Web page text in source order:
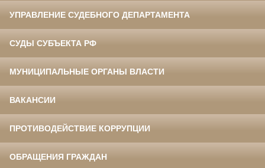
УПРАВЛЕНИЕ СУДЕБНОГО ДЕПАРТАМЕНТА
СУДЫ СУБЪЕКТА РФ
МУНИЦИПАЛЬНЫЕ ОРГАНЫ ВЛАСТИ
ВАКАНСИИ
ПРОТИВОДЕЙСТВИЕ КОРРУПЦИИ
ОБРАЩЕНИЯ ГРАЖДАН